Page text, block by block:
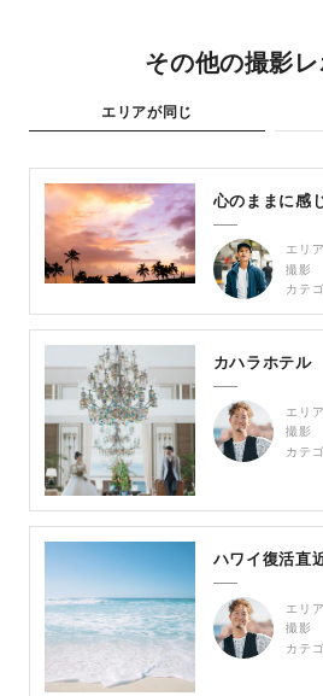
その他の撮影レ
エリアが同じ
心のままに感
エリア
撮影
カテ
カハラホテル
エリア
撮影
カテ
ハワイ復活直
エリア
撮影
カテ